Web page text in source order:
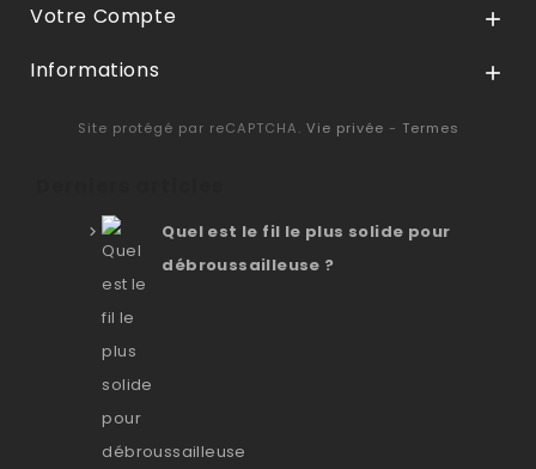
Votre Compte 
Informations 
Site protégé par reCAPTCHA. Vie privée - Termes
Quel est le fil le plus solide pour
débroussailleuse ?